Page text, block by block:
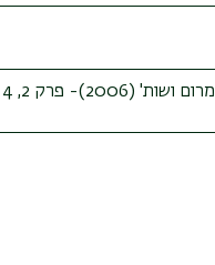
מרום ושות' (2006)- פרק 2, 4